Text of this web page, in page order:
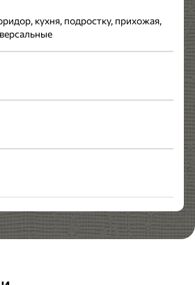
кухня, подростку, прихожая,